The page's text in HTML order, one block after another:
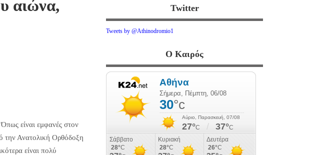
αιώνα,
είναι εμφανές στον
την Ανατολική Ορθόδοξη
είναι πολύ
Twitter
Tweets by @Athinodromio1
Ο Καιρός